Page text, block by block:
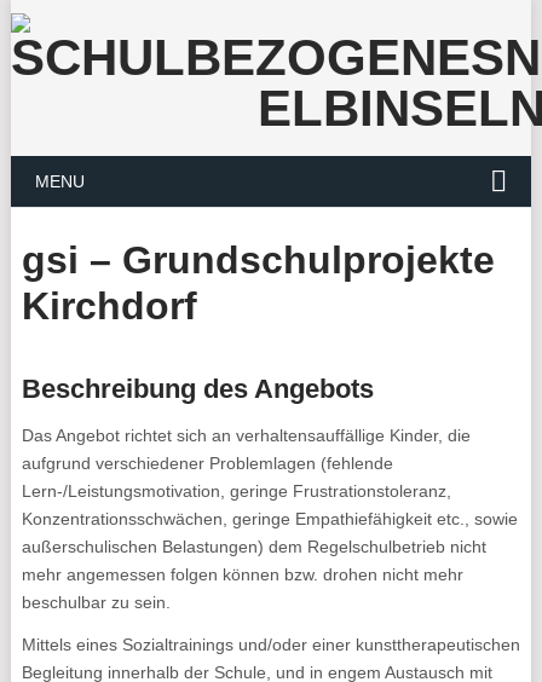
MENU
gsi – Grundschulprojekte
Kirchdorf
Beschreibung des Angebots
Das Angebot richtet sich an verhaltensauffällige Kinder, die
aufgrund verschiedener Problemlagen (fehlende
Lern-/Leistungsmotivation, geringe Frustrationstoleranz,
Konzentrationsschwächen, geringe Empathiefähigkeit etc., sowie
außerschulischen Belastungen) dem Regelschulbetrieb nicht
mehr angemessen folgen können bzw. drohen nicht mehr
beschulbar zu sein.
Mittels eines Sozialtrainings und/oder einer kunsttherapeutischen
Begleitung innerhalb der Schule, und in engem Austausch mit